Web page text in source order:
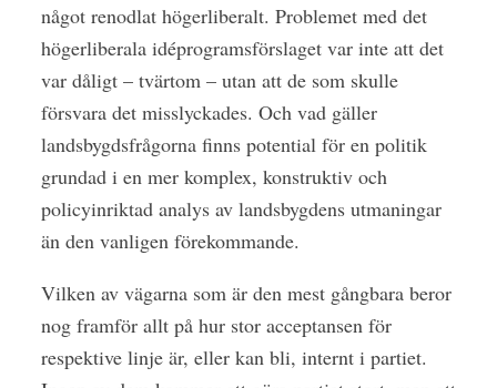
något renodlat högerliberalt. Problemet med det
högerliberala idéprogramsförslaget var inte att det
var dåligt – tvärtom – utan att de som skulle
försvara det misslyckades. Och vad gäller
landsbygdsfrågorna finns potential för en politik
grundad i en mer komplex, konstruktiv och
policyinriktad analys av landsbygdens utmaningar
än den vanligen förekommande.
Vilken av vägarna som är den mest gångbara beror
nog framför allt på hur stor acceptansen för
respektive linje är, eller kan bli, internt i partiet.